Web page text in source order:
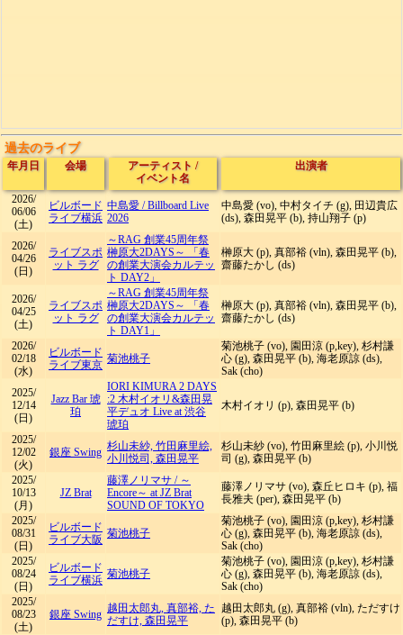
過去のライブ
年月日 会場 アーティスト /
イベント名
出演者
2026/
06/06
(土)
ビルボード
ライブ横浜
中島愛 /Billboard Live
2026
中島愛 (vo), 中村タイチ (g), 田辺貴広
(ds), 森田晃平 (b), 持山翔子 (p)
2026/
04/26
(日)
ライブスポ
ット ラグ
～RAG 創業45周年祭
榊原大2DAYS～ 「春
の創業大演会カルテッ
ト DAY2」
榊原大 (p), 真部裕 (vln), 森田晃平 (b),
齋藤たかし (ds)
2026/
04/25
(土)
ライブスポ
ット ラグ
～RAG 創業45周年祭
榊原大2DAYS～ 「春
の創業大演会カルテッ
ト DAY1」
榊原大 (p), 真部裕 (vln), 森田晃平 (b),
齋藤たかし (ds)
2026/
02/18
(水)
ビルボード
ライブ東京 菊池桃子
菊池桃子 (vo), 園田涼 (p,key), 杉村謙
心 (g), 森田晃平 (b), 海老原諒 (ds),
Sak (cho)
2025/
12/14
(日)
Jazz Bar 琥
珀
IORI KIMURA 2 DAYS
:2 木村イオリ&森田晃
平デュオ Live at 渋谷
琥珀
木村イオリ (p), 森田晃平 (b)
2025/
12/02
(火)
銀座 Swing 杉山未紗, 竹田麻里絵,
小川悦司, 森田晃平
杉山未紗 (vo), 竹田麻里絵 (p), 小川悦
司 (g), 森田晃平 (b)
2025/
10/13
(月)
JZ Brat
藤澤ノリマサ / ～
Encore～ at JZ Brat
SOUND OF TOKYO
藤澤ノリマサ (vo), 森丘ヒロキ (p), 福
長雅夫 (per), 森田晃平 (b)
2025/
08/31
(日)
ビルボード
ライブ大阪 菊池桃子
菊池桃子 (vo), 園田涼 (p,key), 杉村謙
心 (g), 森田晃平 (b), 海老原諒 (ds),
Sak (cho)
2025/
08/24
(日)
ビルボード
ライブ横浜 菊池桃子
菊池桃子 (vo), 園田涼 (p,key), 杉村謙
心 (g), 森田晃平 (b), 海老原諒 (ds),
Sak (cho)
2025/
08/23
(土)
銀座 Swing 越田太郎丸, 真部裕, た
だすけ, 森田晃平
越田太郎丸 (g), 真部裕 (vln), ただすけ
(p), 森田晃平 (b)